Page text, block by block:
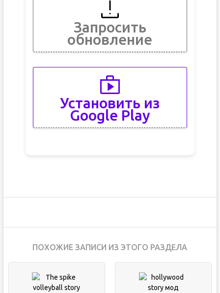
Запросить
обновление
Установить из
Google Play
ПОХОЖИЕ ЗАПИСИ ИЗ ЭТОГО РАЗДЕЛА